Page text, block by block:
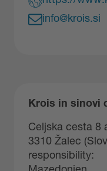
info@krois.si
Krois in sinovi
Celjska cesta 8
3310 Žalec
responsibility: